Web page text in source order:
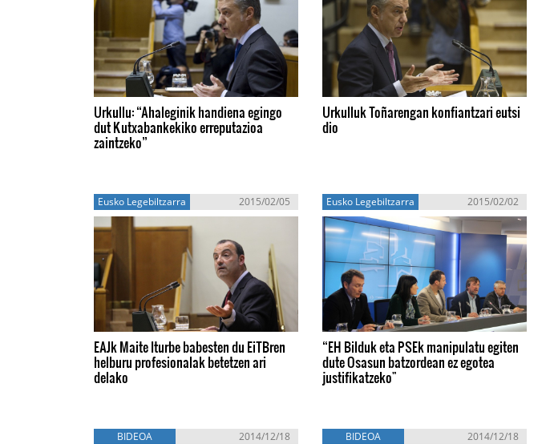
Urkullu: “Ahaleginik handiena egingo
dut Kutxabankekiko erreputazioa
zaintzeko”
Urkulluk Toñarengan konfiantzari eutsi
dio
Eusko Legebiltzarra 2015/02/05
EAJk Maite Iturbe babesten du EiTBren
helburu profesionalak betetzen ari
delako
Eusko Legebiltzarra 2015/02/02
“EH Bilduk eta PSEk manipulatu egiten
dute Osasun batzordean ez egotea
justifikatzeko"
BIDEOA 2014/12/18 BIDEOA 2014/12/18